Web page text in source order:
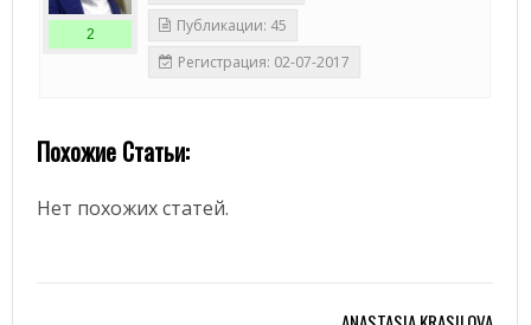
2
Публикации: 45
Регистрация: 02-07-2017
Похожие Статьи:
Нет похожих статей.